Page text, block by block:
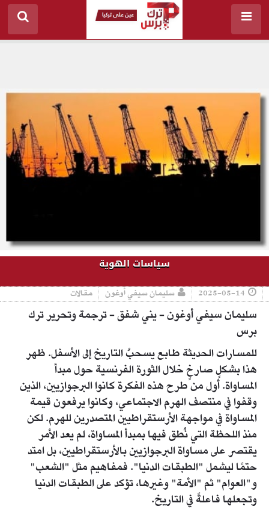
سياسات الهوية
2025-05-14 سليمان سيفي أوغون مقالات
سليمان سيفي أوغون - يني شفق - ترجمة وتحرير ترك
برس
للمسارات الحديثة طابع يسحبُ التاريخ إلى الأسفل. ظهر
هذا بشكلٍ صارخٍ خلال الثورة الفرنسية حول مبدأ
المساواة. أول من طرح هذه الفكرة كانوا البرجوازيين، الذين
وقفوا في منتصف الهرم الاجتماعي، وكانوا يرفعون قيمة
المساواة في مواجهة الأرستقراطيين المتصدرين للهرم. لكن
منذ اللحظة التي نُطق فيها بمبدأ المساواة، لم يعد الأمر
يقتصر على مساواة البرجوازيين بالأرستقراطيين، بل امتد
حتمًا ليشمل "الطبقات الدنيا". فمفاهيم مثل "الشعب"
و"العوام" ثم "الأمة" وغيرها، تؤكد على الطبقات الدنيا
وتجعلها فاعلةً في التاريخ.